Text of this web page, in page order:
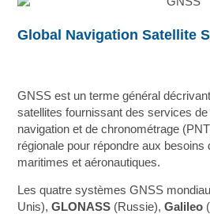
Global Navigation Satellite
GNSS est un terme général
satellites fournissant des services
navigation et de chronométrage
régionale pour répondre aux
maritimes et aéronautiques.
Les quatre systèmes GNSS
Unis),GLONASS (Russie),Galileo